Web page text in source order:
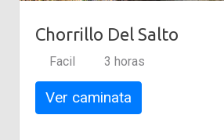
Chorrillo Del Salto
Facil 3 horas
Ver caminata